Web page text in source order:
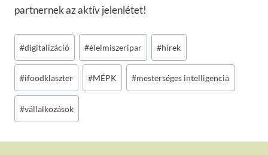
partnernek az aktív jelenlétet!
Post
Tags:
#digitalizáció #élelmiszeripar #hírek
#ifoodklaszter #MÉPK #mesterséges intelligencia
#vállalkozások